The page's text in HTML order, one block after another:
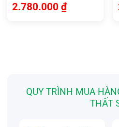
2.780.000 ₫
QUY TRÌNH MUA
THẤT